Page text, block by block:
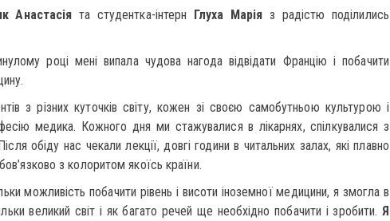
Анастасія та студентка-інтерн Глуха Марія з радістю поділились
році мені випала чудова нагода відвідати Францію і побачити
з різних куточків світу, кожен зі своєю самобутньою культурою і
медика. Кожного дня ми стажувалися в лікарнях, спілкувалися з
обіду нас чекали лекції, довгі години в читальних залах, які плавно
з колоритом якоїсь країни.
можливість побачити рівень і висоти іноземної медицини, я змогла в
великий світ і як багато речей ще необхідно побачити і зробити. Я